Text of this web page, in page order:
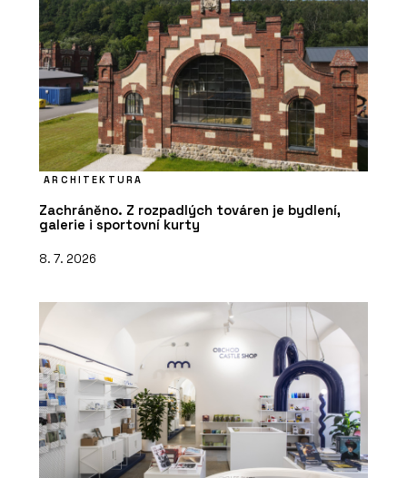
ARCHITEKTURA
Zachráněno. Z rozpadlých továren je bydlení,
galerie i sportovní kurty
8. 7. 2026